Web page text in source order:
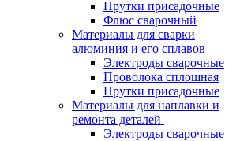
Прутки присадочные
Флюс сварочный
Материалы для сварки
алюминия и его сплавов
Электроды сварочные
Проволока сплошная
Прутки присадочные
Материалы для наплавки и
ремонта деталей
Электроды сварочные